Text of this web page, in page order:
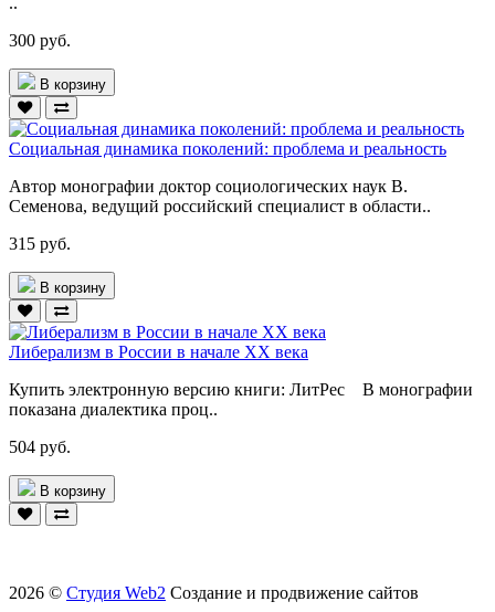
300 руб.
В корзину
Социальная динамика поколений: проблема и реальность
Автор монографии доктор социологических наук В.
Семенова, ведущий российский специалист в области..
315 руб.
В корзину
Либерализм в России в начале ХХ века
Купить электронную версию книги: ЛитРес В монографии
показана диалектика проц..
504 руб.
В корзину
2026 © Студия Web2 Создание и продвижение сайтов